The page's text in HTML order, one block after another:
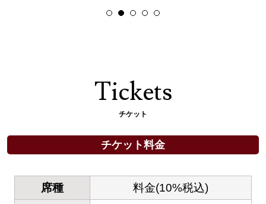
1 2 3 4 5
Tickets
チケット
チケット料金
席種
料金(10%税込)